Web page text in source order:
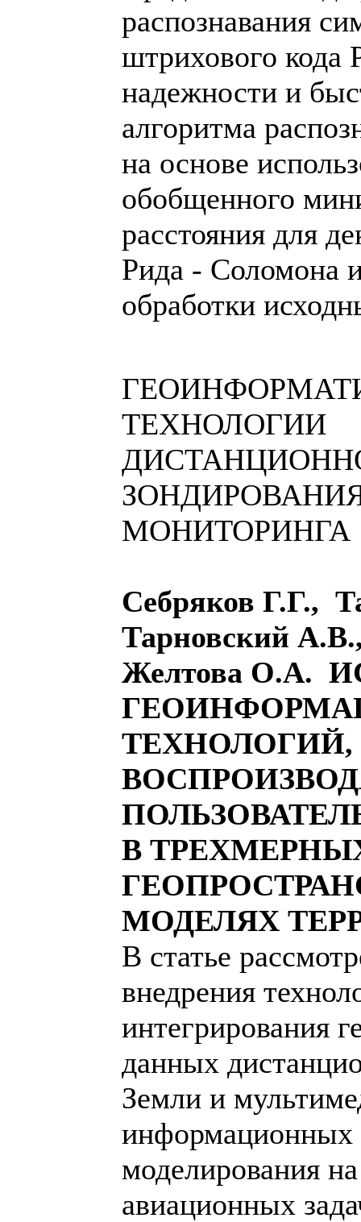
распознавания
штрихового
надежности и
алгоритма
на основе
обобщенного
расстояния для
Рида - Соломона
обработки
ТЕХНОЛОГИИ
МОНИТОРИНГА
Себряков Г.Г.,
Тарновский
Желтова О.А.
ТЕХНОЛОГИЙ,
В
МОДЕЛЯХ
В статье
внедрения
интегрирования
данных
Земли и
информационных
моделирования
авиационных